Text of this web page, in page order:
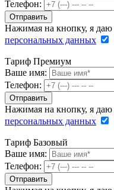
Телефон:
Нажимая на кнопку, я даю
персональных данных
Тариф Премиум
Ваше имя:
Телефон:
Нажимая на кнопку, я даю
персональных данных
Тариф Базовый
Ваше имя:
Телефон: